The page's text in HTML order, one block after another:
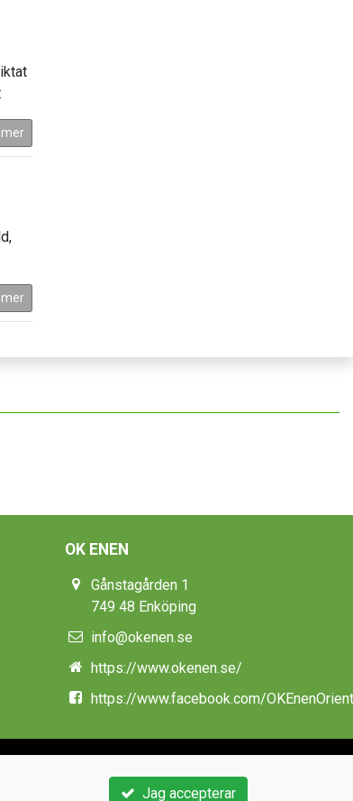
mer
mer
OK ENEN
Gånstagården 1
749 48 Enköping
info@okenen.se
https://www.okenen.se/
https://www.facebook.com/
Jag accepterar